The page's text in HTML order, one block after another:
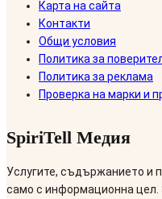
Карта на сайта
Контакти
Общи условия
Политика за
Политика за реклама
Проверка на марки и
SpiriTell Медия
Услугите, съдържанието и
само с информационна цел.